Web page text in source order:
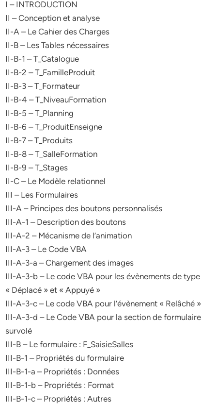
I – INTRODUCTION
II – Conception et analyse
II-A – Le Cahier des Charges
II-B – Les Tables nécessaires
II-B-1 – T_Catalogue
II-B-2 – T_FamilleProduit
II-B-3 – T_Formateur
II-B-4 – T_NiveauFormation
II-B-5 – T_Planning
II-B-6 – T_ProduitEnseigne
II-B-7 – T_Produits
II-B-8 – T_SalleFormation
II-B-9 – T_Stages
II-C – Le Modèle relationnel
III – Les Formulaires
III-A – Principes des boutons personnalisés
III-A-1 – Description des boutons
III-A-2 – Mécanisme de l’animation
III-A-3 – Le Code VBA
III-A-3-a – Chargement des images
III-A-3-b – Le code VBA pour les évènements de type
« Déplacé » et « Appuyé »
III-A-3-c – Le code VBA pour l’évènement « Relâché »
III-A-3-d – Le Code VBA pour la section de formulaire
survolé
III-B – Le formulaire : F_SaisieSalles
III-B-1 – Propriétés du formulaire
III-B-1-a – Propriétés : Données
III-B-1-b – Propriétés : Format
III-B-1-c – Propriétés : Autres